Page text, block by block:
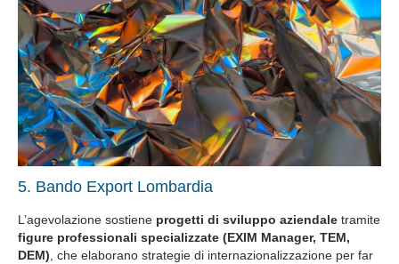
5. Bando Export Lombardia
L’agevolazione sostiene progetti di sviluppo aziendale tramite
figure professionali specializzate (EXIM Manager, TEM,
DEM) , che elaborano strategie di internazionalizzazione per far